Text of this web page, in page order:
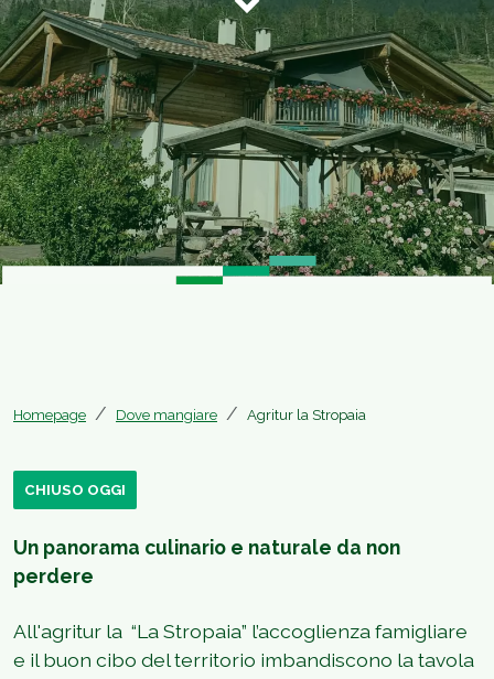
Homepage Dove mangiare Agritur la Stropaia
CHIUSO OGGI
Un panorama culinario e naturale da non
perdere
All'agritur la “La Stropaia” l’accoglienza famigliare
e il buon cibo del territorio imbandiscono la tavola